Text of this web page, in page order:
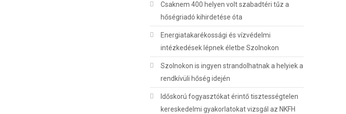
Csaknem 400 helyen volt szabadtéri tűz a
hőségriadó kihirdetése óta
Energiatakarékossági és vízvédelmi
intézkedések lépnek életbe Szolnokon
Szolnokon is ingyen strandolhatnak a helyiek a
rendkívüli hőség idején
Időskorú fogyasztókat érintő tisztességtelen
kereskedelmi gyakorlatokat vizsgál az NKFH